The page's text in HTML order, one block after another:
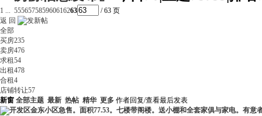
1 ... 555657585960616263
/ 63 页
返 回
全部
买房235
卖房476
求租54
出租478
合租4
店铺转让57
新窗 全部主题 最新 热帖 精华 更多 作者回复/查看最后发表
开发区金东小区急售。面积77.53。七楼带阁楼。送小棚和全套家俱与家电。有意